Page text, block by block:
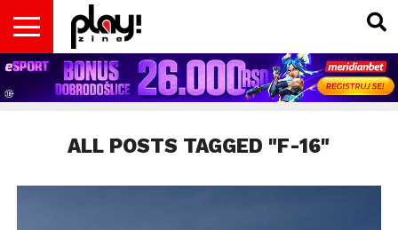
VESTI
MAGAZIN
PLAY!RETRO
PLAY!CAST
PLAY!CON
PLAY!BIZ
INSIDER
OPISI
IGARA
DOMAĆA
SCENA
INTERVJUI
GADGETS
FILM
& TV
KOLUMNE
ALL POSTS TAGGED "F-16"